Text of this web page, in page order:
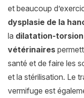
et beaucoup
dysplasie de la
la dilatation-torsion
vétérinaires
santé et de faire les
et la stérilisation. Le
vermifuge est